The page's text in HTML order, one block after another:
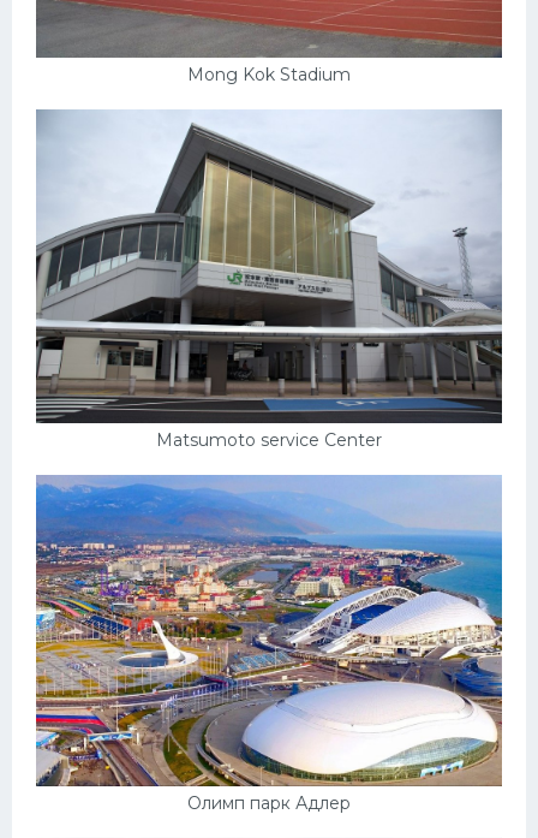
Mong Kok Stadium
Matsumoto service Center
Олимп парк Адлер